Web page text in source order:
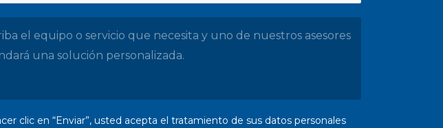
clic en “Enviar”, usted acepta el tratamiento de sus datos personales